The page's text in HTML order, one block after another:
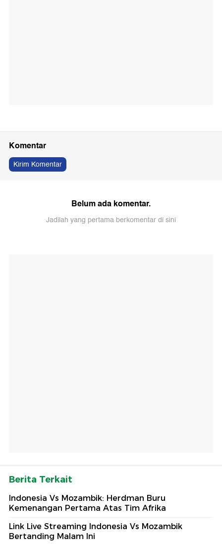
Komentar
Kirim Komentar
Belum ada komentar.
Jadilah yang pertama berkomentar di sini
Berita Terkait
Indonesia Vs Mozambik: Herdman Buru
Kemenangan Pertama Atas Tim Afrika
Link Live Streaming Indonesia Vs Mozambik
Bertanding Malam Ini